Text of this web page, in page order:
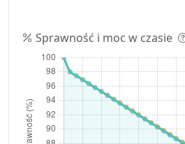
Sprawność i moc w czasie